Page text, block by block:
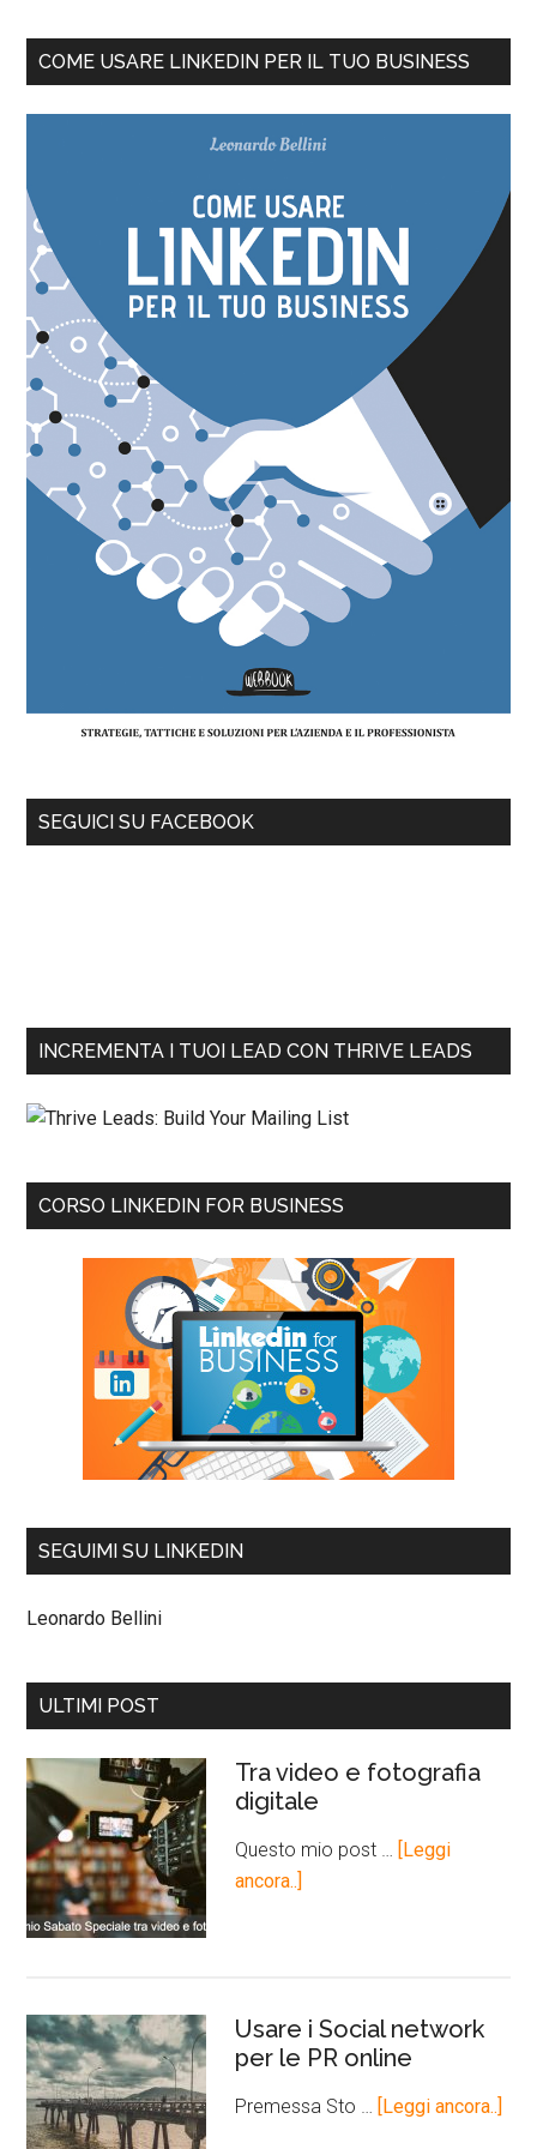
COME USARE LINKEDIN PER IL TUO BUSINESS
SEGUICI SU FACEBOOK
INCREMENTA I TUOI LEAD CON THRIVE LEADS
CORSO LINKEDIN FOR BUSINESS
SEGUIMI SU LINKEDIN
Leonardo Bellini
ULTIMI POST
Tra video e fotografia
digitale
Questo mio post …
[Leggi
ancora..]
Usare i Social network
per le PR online
Premessa Sto … [Leggi ancora..]